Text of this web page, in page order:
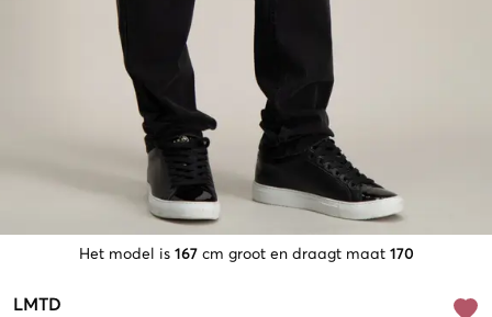
Het model is 167 cm groot en draagt maat 170
LMTD